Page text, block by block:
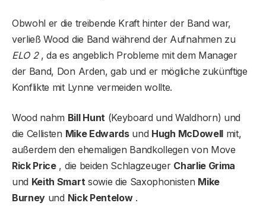
Obwohl er die treibende Kraft hinter der Band war,
verließ Wood die Band während der Aufnahmen zu
ELO 2, da es angeblich Probleme mit dem Manager
der Band, Don Arden, gab und er mögliche zukünftige
Konflikte mit Lynne vermeiden wollte.
Wood nahm Bill Hunt(Keyboard und Waldhorn) und
die Cellisten Mike Edwardsund Hugh McDowellmit,
außerdem den ehemaligen Bandkollegen von Move
Rick Price, die beiden Schlagzeuger Charlie Grima
und Keith Smartsowie die Saxophonisten Mike
Burney und Nick Pentelow.